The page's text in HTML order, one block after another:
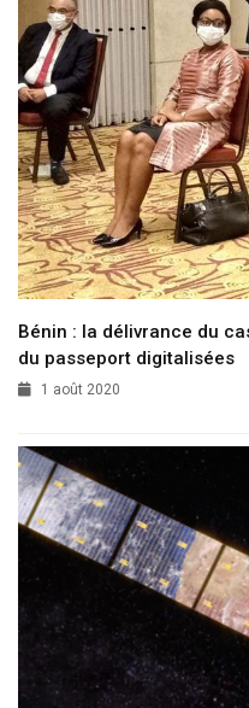
Bénin : la délivrance du
du passeport digitalisées
1 août 2020